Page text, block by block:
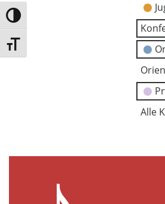
Umschalten auf hohe Kontraste
Schrift vergrößern
Alle